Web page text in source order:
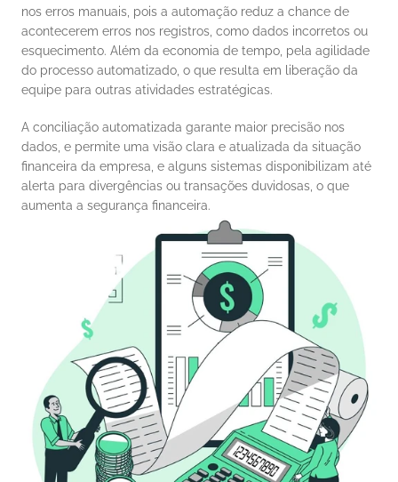
nos erros manuais, pois a automação reduz a chance de
acontecerem erros nos registros, como dados incorretos ou
esquecimento. Além da economia de tempo, pela agilidade
do processo automatizado, o que resulta em liberação da
equipe para outras atividades estratégicas.
A conciliação automatizada garante maior precisão nos
dados, e permite uma visão clara e atualizada da situação
financeira da empresa, e alguns sistemas disponibilizam até
alerta para divergências ou transações duvidosas, o que
aumenta a segurança financeira.